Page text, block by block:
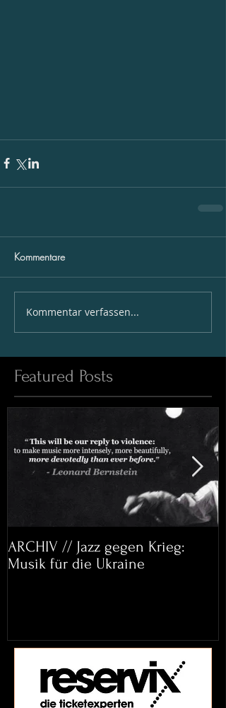
Kommentare
Kommentar verfassen...
Featured Posts
ARCHIV // Jazz gegen Krieg:
Musik für die Ukraine